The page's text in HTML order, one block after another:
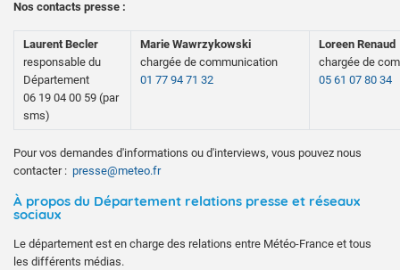
Articles
Nos contacts presse :
Laurent Becler
responsable du
Département
06 19 04 00 59 (par
sms)
Marie Wawrzykowski
chargée de communication
01 77 94 71 32
Loreen Renaud
chargée de
05 61 07 80 34
Pour vos demandes d'informations ou d'interviews, vous pouvez nous
contacter : presse@meteo.fr
À propos du Département relations presse et réseaux
sociaux
Le département est en charge des relations entre Météo-France et tous
les différents médias.